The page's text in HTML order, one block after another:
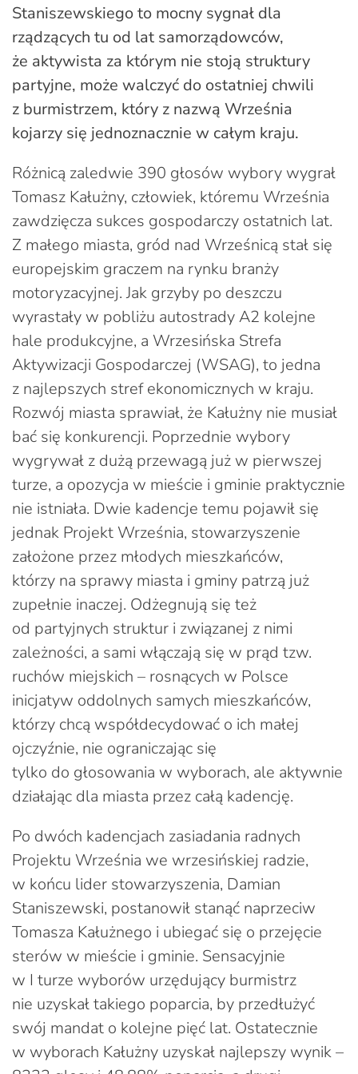
Staniszewskiego to mocny sygnał dla
rządzących tu od lat samorządowców,
że aktywista za którym nie stoją struktury
partyjne, może walczyć do ostatniej chwili
z burmistrzem, który z nazwą Września
kojarzy się jednoznacznie w całym kraju.
Różnicą zaledwie 390 głosów wybory wygrał
Tomasz Kałużny, człowiek, któremu Września
zawdzięcza sukces gospodarczy ostatnich lat.
Z małego miasta, gród nad Wrześnicą stał się
europejskim graczem na rynku branży
motoryzacyjnej. Jak grzyby po deszczu
wyrastały w pobliżu autostrady A2 kolejne
hale produkcyjne, a Wrzesińska Strefa
Aktywizacji Gospodarczej (WSAG), to jedna
z najlepszych stref ekonomicznych w kraju.
Rozwój miasta sprawiał, że Kałużny nie musiał
bać się konkurencji. Poprzednie wybory
wygrywał z dużą przewagą już w pierwszej
turze, a opozycja w mieście i gminie praktycznie
nie istniała. Dwie kadencje temu pojawił się
jednak Projekt Września, stowarzyszenie
założone przez młodych mieszkańców,
którzy na sprawy miasta i gminy patrzą już
zupełnie inaczej. Odżegnują się też
od partyjnych struktur i związanej z nimi
zależności, a sami włączają się w prąd tzw.
ruchów miejskich – rosnących w Polsce
inicjatyw oddolnych samych mieszkańców,
którzy chcą współdecydować o ich małej
ojczyźnie, nie ograniczając się
tylko do głosowania w wyborach, ale aktywnie
działając dla miasta przez całą kadencję.
Po dwóch kadencjach zasiadania radnych
Projektu Września we wrzesińskiej radzie,
w końcu lider stowarzyszenia, Damian
Staniszewski, postanowił stanąć naprzeciw
Tomasza Kałużnego i ubiegać się o przejęcie
sterów w mieście i gminie. Sensacyjnie
w I turze wyborów urzędujący burmistrz
nie uzyskał takiego poparcia, by przedłużyć
swój mandat o kolejne pięć lat. Ostatecznie
w wyborach Kałużny uzyskał najlepszy wynik –